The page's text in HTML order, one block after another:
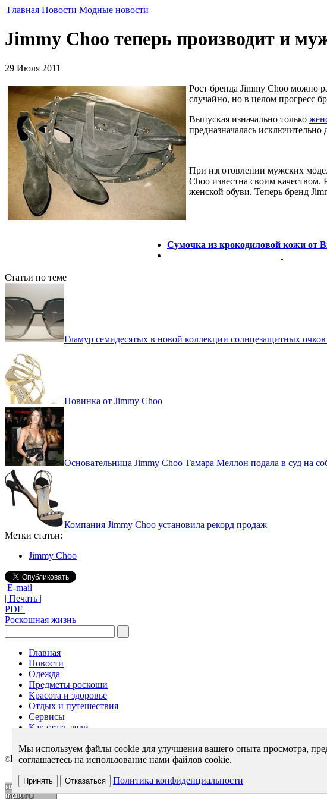
Главная Новости Модные новости
Jimmy Choo теперь производит и
29 Июля 2011
Рост бренда Jimmy Choo можно
случайно, но в целом прогресс
Выпуская изначально только
предназначалась
При изготовлении мужских
Choo известна своим качеством.
женской обуви. Теперь бренд
Сумочка из крокодиловой кожи от
Статьи по теме
Гламур семидесятых в новой коллекции солнцезащитных
Новинка от Jimmy Choo
Основательница Jimmy Choo Тамара Меллон подала в суд на
Компания Jimmy Choo установила рекорд продаж
Метки статьи:
Jimmy Choo
E-mail
| Печать |
PDF
Роскошная жизнь
Главная
Новости
Одежда
Предметы роскоши
Красота и здоровье
Отдых и путешествия
Сервисы
Как стать леди
©LuxeMag.ru 2005 - 2026
Мы используем файлы cookie для улучшения вашего опыта просмотра,
соглашаетесь на использование нами файлов cookie.
Принять Отказаться Политика конфиденциальности